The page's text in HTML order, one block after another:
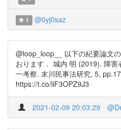
1 @0yj0saz
@loop_loop__ 以下の紀要論文
おります． 城内 明 (2019). 障害
一考察. 末川民事法研究, 5,
https://t.co/liF3OPZ9J3
2021-02-09 20:03:29